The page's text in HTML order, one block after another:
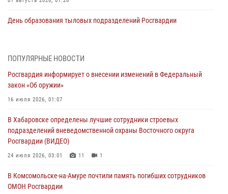
День образования тыловых подразделений Росгвардии
В Управлении Росгвардии по Хабаровскому краю состоялось
избирательного права
31 июля 2026, 03:26
женщине, потерявшей сознание во время массового мероприятия
29 июля 2026, 23:24 2
В Хабаровске продолжается акция «Каникулы с Росгвардией»
За прошедшую неделю в Хабаровском крае росгвардейцы провели
ПОПУЛЯРНЫЕ НОВОСТИ
Росгвардия информирует о внесении изменений в Федеральный
закон «Об оружии»
16 июля 2026, 01:07
В Хабаровске определены лучшие сотрудники строевых
подразделений вневедомственной охраны Восточного округа
Росгвардии (ВИДЕО)
24 июля 2026, 03:01 11 1
В Комсомольске-на-Амуре почтили память погибших сотрудников
ОМОН Росгвардии